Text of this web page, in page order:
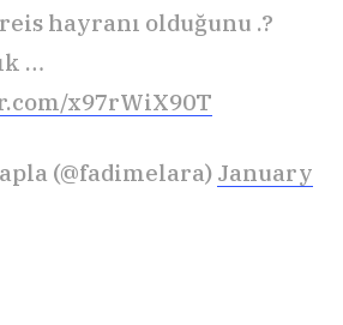
hayranı olduğunu .?
…
x97rWiX90T
(@fadimelara) January